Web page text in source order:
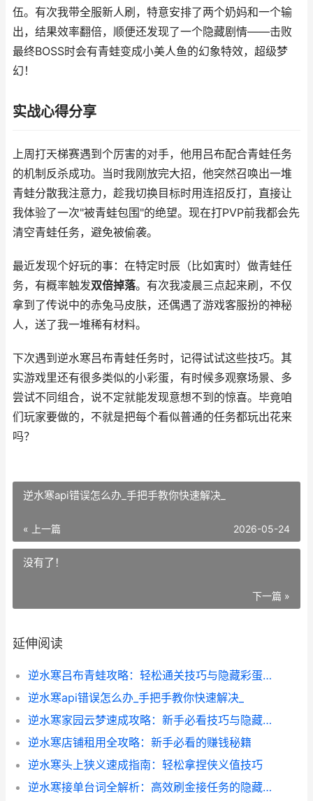
伍。有次我带全服新人刷，特意安排了两个奶妈和一个输
出，结果效率翻倍，顺便还发现了一个隐藏剧情——击败
最终BOSS时会有青蛙变成小美人鱼的幻象特效，超级梦
幻！
实战心得分享
上周打天梯赛遇到个厉害的对手，他用吕布配合青蛙任务
的机制反杀成功。当时我刚放完大招，他突然召唤出一堆
青蛙分散我注意力，趁我切换目标时用连招反打，直接让
我体验了一次"被青蛙包围"的绝望。现在打PVP前我都会先
清空青蛙任务，避免被偷袭。
最近发现个好玩的事：在特定时辰（比如寅时）做青蛙任
务，有概率触发双倍掉落。有次我凌晨三点起来刷，不仅
拿到了传说中的赤兔马皮肤，还偶遇了游戏客服扮的神秘
人，送了我一堆稀有材料。
下次遇到逆水寒吕布青蛙任务时，记得试试这些技巧。其
实游戏里还有很多类似的小彩蛋，有时候多观察场景、多
尝试不同组合，说不定就能发现意想不到的惊喜。毕竟咱
们玩家要做的，不就是把每个看似普通的任务都玩出花来
吗？
逆水寒api错误怎么办_手把手教你快速解决_
« 上一篇 2026-05-24
没有了！
下一篇 »
延伸阅读
逆水寒吕布青蛙攻略：轻松通关技巧与隐藏彩蛋全解析
逆水寒api错误怎么办_手把手教你快速解决_
逆水寒家园云梦速成攻略：新手必看技巧与隐藏玩法
逆水寒店铺租用全攻略：新手必看的赚钱秘籍
逆水寒头上狭义速成指南：轻松拿捏侠义值技巧
逆水寒接单台词全解析：高效刷金接任务的隐藏技巧